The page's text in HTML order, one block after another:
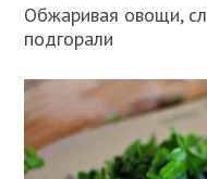
Обжаривая овощи,
подгорали